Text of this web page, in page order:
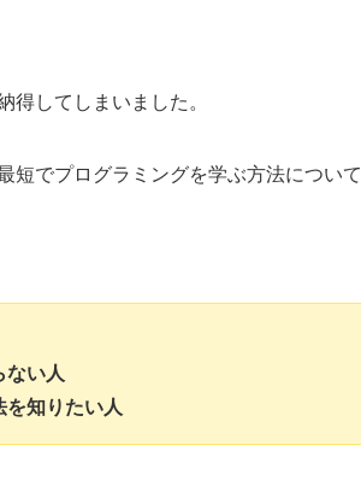
得してしまいました。
短でプログラミングを学ぶ方法について
い人
知りたい人